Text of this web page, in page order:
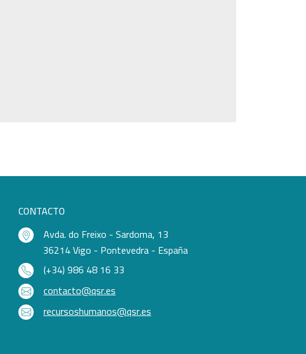
CONTACTO
Avda. do Freixo - Sardoma, 13
36214 Vigo - Pontevedra - España
(+34) 986 48 16 33
contacto@qsr.es
recursoshumanos@qsr.es